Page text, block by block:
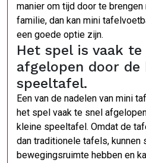
manier om tijd door te
familie, dan kan mini
een goede optie zijn.
Het spel is vaak te
afgelopen door de
speeltafel.
Een van de nadelen van mini
het spel vaak te snel
kleine speeltafel. Omdat de
dan traditionele tafels, kunnen
bewegingsruimte hebben en